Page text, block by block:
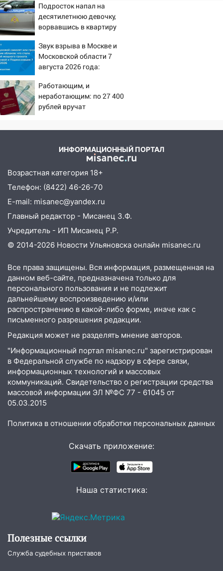
19:12
В Ульяновской области
руководителя частной компании
наказали за сокрытие прошлого своего
сотрудник
18:02
В Ульяновск едут звезды
баскетбола!
17:08
Ульяновский областной суд
оставил в силе приговор руководству
«УльяновскФармации» за махинации на
3,2 млн рублей
Ветераны легкой атлетики из
Ульяновска успешно выступили на
Чемпионате России
16:02 В Ульяновской области убрали
более 28% площадей зерновых и
зернобобовых культур
15:51 Бросила кирпич в жену брата: в
Ульяновской области завели дело на
агрессивную женщину
15:47 На улице Радищева сбили
курьера: крупная авария в Ульяновске
15:15 Проводил до квартиры и ограбил:
новый кавалер женщины оказался
рецидивистом
14:26
В Ульяновске ограничат движение
по улице Ефремова
14:23 67% ульяновцев готовы
передумать увольняться, если им
повысят зарплату
14:01 Инсценировали ДТП и получили
судом предстанет банда
В суде защитили репутацию
мужчины, которого необоснованно
Ульяновской области перевозчик
провернул хитрую схему с чужими
проездными
Подросток напал на
десятилетнюю девочку,
ворвавшись в квартиру
Звук взрыва в Москве и
Московской области 7
августа 2026 года:
откуда был громкий
хлопок
Работающим, и
неработающим: по 27 400
рублей вручат
ИНФОРМАЦИОННЫЙ ПОРТАЛ
Возрастная категория 18+
Телефон: (8422) 46-26-70
E-mail: misanec@yandex.ru
Главный редактор - Мисанец З.Ф.
Учредитель - ИП Мисанец Р.Р.
© 2014-2026 Новости Ульяновска онлайн misanec.ru
Все права защищены. Вся информация, размещенная на
данном веб-сайте, предназначена только для
персонального пользования и не подлежит
дальнейшему воспроизведению и/или
распространению в какой-либо форме, иначе как с
письменного разрешения редакции.
Редакция может не разделять мнение авторов.
"Информационный портал misanec.ru" зарегистрирован
в Федеральной службе по надзору в сфере связи,
информационных технологий и массовых
коммуникаций. Свидетельство о регистрации средства
массовой информации ЭЛ №ФС 77 - 61045 от
05.03.2015
Политика в отношении обработки персональных данных
Скачать приложение:
Наша статистика:
Полезные ссылки
Служба судебных приставов